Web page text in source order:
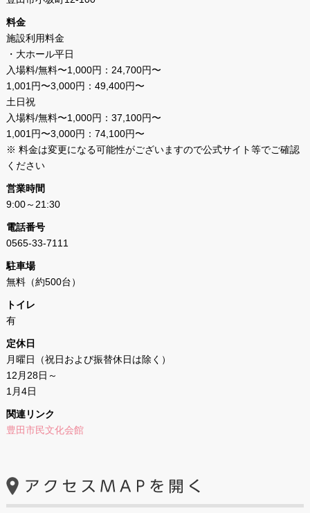
料金
施設利用料金
・大ホール平日
入場料/無料〜1,000円：24,700円〜
1,001円〜3,000円：49,400円〜
土日祝
入場料/無料〜1,000円：37,100円〜
1,001円〜3,000円：74,100円〜
※ 料金は変更になる可能性がございますので公式サイト等でご確認
ください
営業時間
9:00～21:30
電話番号
0565-33-7111
駐車場
無料（約500台）
トイレ
有
定休日
月曜日（祝日および振替休日は除く）
12月28日～
1月4日
関連リンク
豊田市民文化会館